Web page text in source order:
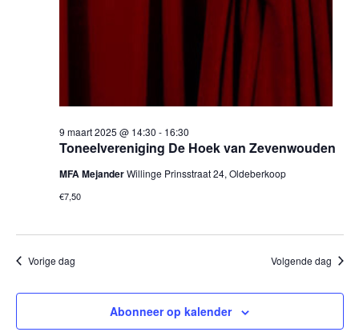
Toneelvereniging De Hoek van Zevenwouden
9 maart 2025 @ 14:30 - 16:30
MFA MejanderWillinge Prinsstraat 24, Oldeberkoop
€7,50
Vorige dag Volgende dag
Abonneer op kalender